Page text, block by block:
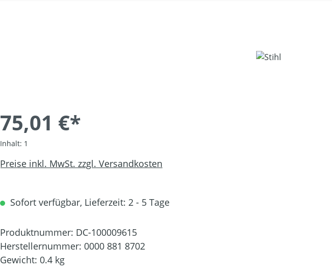
75,01 €*
Inhalt: 1
Preise inkl. MwSt. zzgl. Versandkosten
Sofort verfügbar, Lieferzeit: 2 - 5 Tage
Produktnummer: DC-100009615
Herstellernummer: 0000 881 8702
Gewicht: 0.4 kg